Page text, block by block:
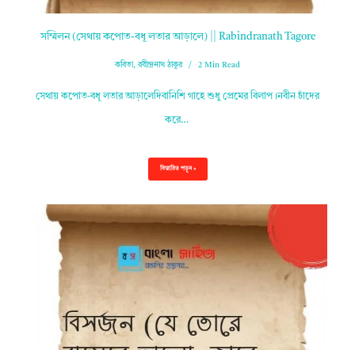
সম্মিলন (সেথায় কপোত-বধূ লতার আড়ালে) || Rabindranath Tagore
কবিতা,রবীন্দ্রনাথ ঠাকুর 2 Min Read
সেথায় কপোত-বধূ লতার আড়ালেদিবানিশি গাহে শুধু প্রেমের বিলাপ।নবীন চাঁদের
করে…
বিস্তারিত পড়ুন »